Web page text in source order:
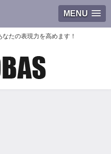
MENU
たの表現力を高めます！